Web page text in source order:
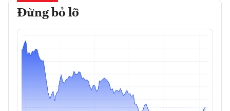
Đừng bỏ lỡ